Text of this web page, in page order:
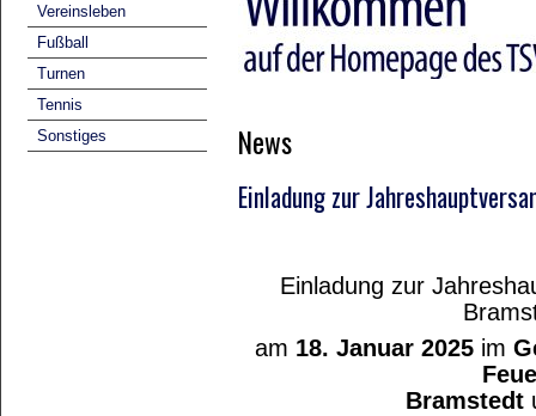
Vereinsleben
Fußball
Turnen
Tennis
Sonstiges
News
Einladung zur
Einladung zur
am 18. Januar 2025 im
Bramstedt